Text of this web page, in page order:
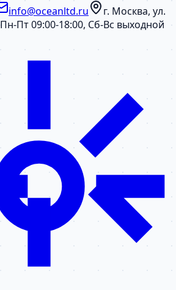
info@oceanltd.ru
г. Москва, ул.
Пн-Пт 09:00-18:00, Сб-Вс выходной